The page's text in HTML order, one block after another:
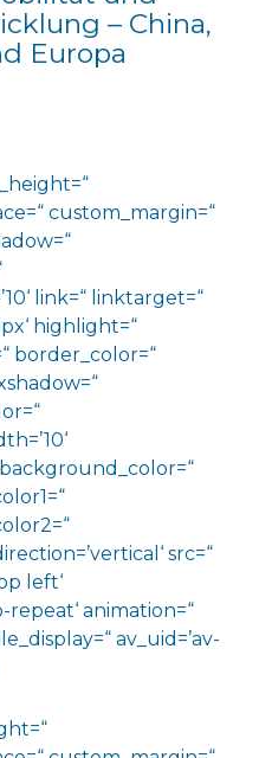
– China,
Europa
custom_margin=“
link=“ linktarget=“
highlight=“
border_color=“
src=“
left‘
animation=“
av_uid=’av-